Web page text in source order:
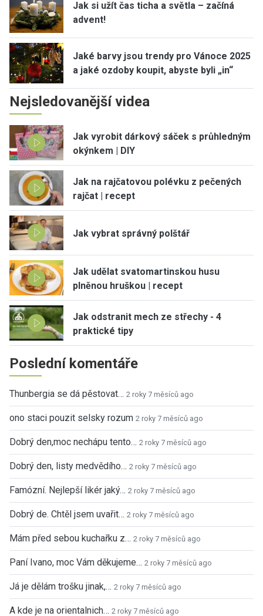
Jak si užít čas ticha a světla – začíná
advent!
Jaké barvy jsou trendy pro Vánoce 2025
a jaké ozdoby koupit, abyste byli „in“
Nejsledovanější videa
Jak vyrobit dárkový sáček s průhledným
okýnkem | DIY
Jak na rajčatovou polévku z pečených
rajčat | recept
Jak vybrat správný polštář
Jak udělat svatomartinskou husu
plněnou hruškou | recept
Jak odstranit mech ze střechy - 4
praktické tipy
Poslední komentáře
Thunbergia se dá pěstovat… 2 roky 7 měsíců ago
ono staci pouzit selsky rozum 2 roky 7 měsíců ago
Dobrý den,moc nechápu tento… 2 roky 7 měsíců ago
Dobrý den, listy medvědího… 2 roky 7 měsíců ago
Famózní. Nejlepší likér jaký… 2 roky 7 měsíců ago
Dobrý de. Chtěl jsem uvařit… 2 roky 7 měsíců ago
Mám před sebou kuchařku z… 2 roky 7 měsíců ago
Paní Ivano, moc Vám děkujeme… 2 roky 7 měsíců ago
Já je dělám trošku jinak,… 2 roky 7 měsíců ago
A kde je na orientalnich… 2 roky 7 měsíců ago